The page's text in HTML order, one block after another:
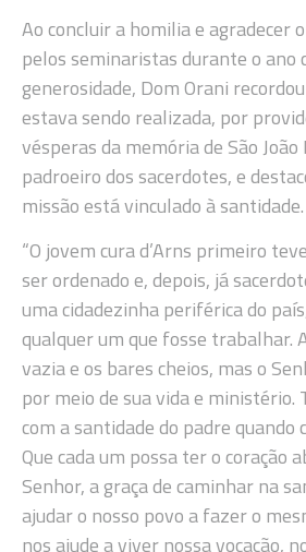
Ao concluir a homilia e agradecer
pelos seminaristas durante o ano
generosidade, Dom Orani
estava sendo realizada, por
vésperas da memória de São
padroeiro dos sacerdotes, e
missão está vinculado à santidade.
“O jovem cura d’Arns primeiro
ser ordenado e, depois, já
uma cidadezinha periférica do
qualquer um que fosse trabalhar.
vazia e os bares cheios, mas o
por meio de sua vida e
com a santidade do padre quando
Que cada um possa ter o coração
Senhor, a graça de caminhar na
ajudar o nosso povo a fazer o
nos ajude a viver nossa vocação,